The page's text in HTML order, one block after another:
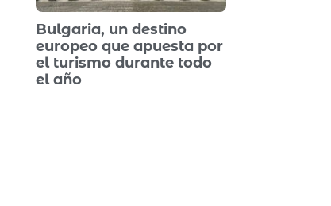
Bulgaria, un destino
europeo que apuesta por
el turismo durante todo
el año